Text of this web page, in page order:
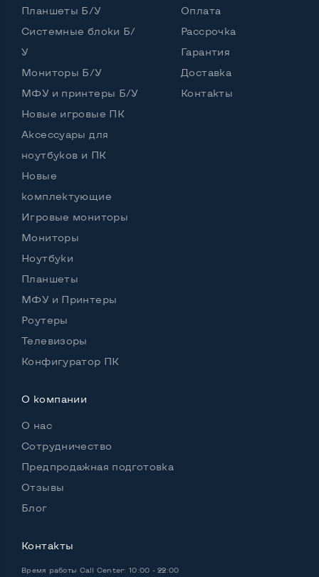
Частота процессора (базовая-максимальная)
DDR4
Тип накопителяSSD M.2 2280
Объем накопителя
Количество слотов M_2
Возможности видеокарты:
Тип видеокарты
Видеопроцессор ноутбука
Удобство пользования:
Подсветка клавиатуры
Русские и украинские буквы на клавиатуре
Планшеты Б/У
Системные блоки Б/
У
Мониторы Б/У
МФУ и принтеры Б/У
Новые игровые ПК
Аксессуары для
ноутбуков и ПК
Новые
комплектующие
Игровые мониторы
Мониторы
Ноутбуки
Планшеты
МФУ и Принтеры
Роутеры
Телевизоры
Конфигуратор ПК
Оплата
Рассрочка
Гарантия
Доставка
Контакты
О компании
О нас
Сотрудничество
Предпродажная подготовка
Отзывы
Блог
Контакты
Время работы Call Center: 10:00 - 22:00